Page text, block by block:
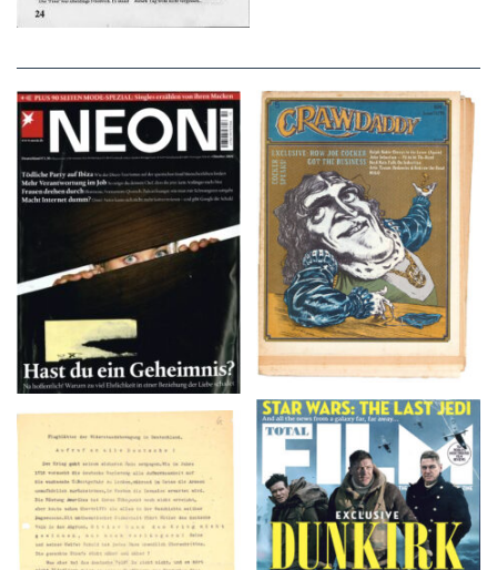
NEON – OKTOBER
2008
Crawdaddy – June/11/72
TOTAL FILM #260 –
SUMMER 2017
Flugblätter der Weissen
Rose – V, Januar 1943